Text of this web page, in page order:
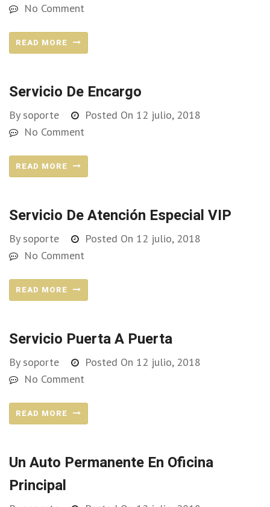
No Comment
READ MORE
Servicio De Encargo
By soporte Posted On 12 julio, 2018
No Comment
READ MORE
Servicio De Atención Especial VIP
By soporte Posted On 12 julio, 2018
No Comment
READ MORE
Servicio Puerta A Puerta
By soporte Posted On 12 julio, 2018
No Comment
READ MORE
Un Auto Permanente En Oficina
Principal